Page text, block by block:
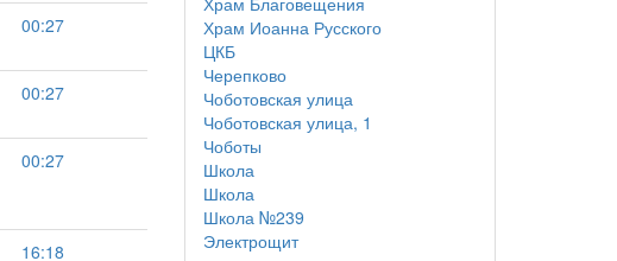
00:27
00:27
00:27
16:18
Храм Иоанна Русского
ЦКБ
Черепково
Чоботовская улица
Чоботовская улица, 1
Чоботы
Школа
Школа
Школа №239
Электрощит